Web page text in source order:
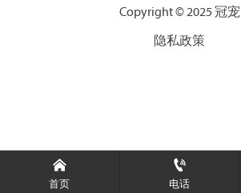
Copyright © 2025 冠宠
隐私政策

首页

电话